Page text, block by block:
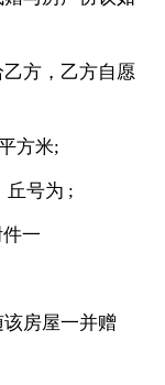
方，乙方自愿
方米;
丘号为 ;
一
房屋一并赠